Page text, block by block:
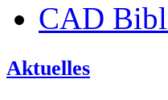
CAD
Aktuelles